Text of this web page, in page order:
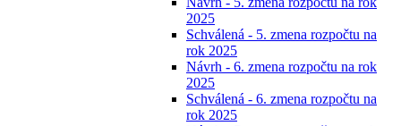
2025
Schválená - 5. zmena rozpočtu na
rok 2025
Návrh - 6. zmena rozpočtu na rok
2025
Schválená - 6. zmena rozpočtu na
rok 2025